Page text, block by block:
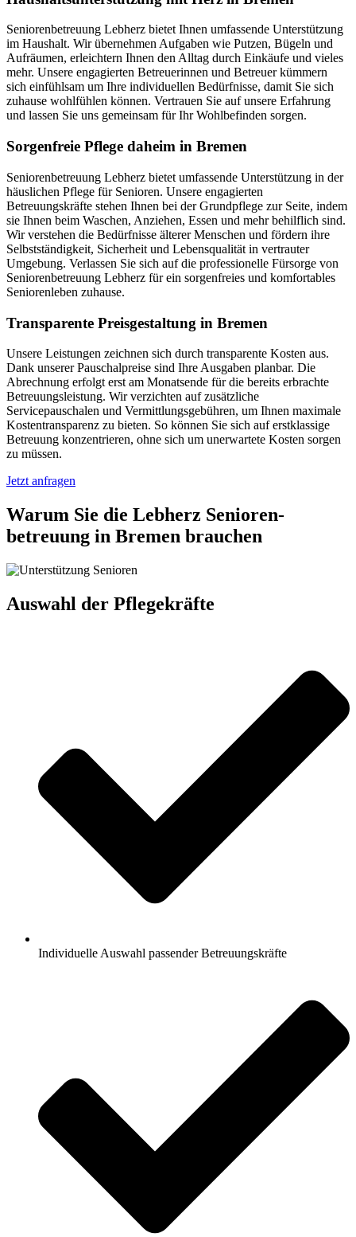
Seniorenbetreuung Lebherz bietet Ihnen umfassende Unterstützung
im Haushalt. Wir übernehmen Aufgaben wie Putzen, Bügeln und
Aufräumen, erleichtern Ihnen den Alltag durch Einkäufe und vieles
mehr. Unsere engagierten Betreuerinnen und Betreuer kümmern
sich einfühlsam um Ihre individuellen Bedürfnisse, damit Sie sich
zuhause wohlfühlen können. Vertrauen Sie auf unsere Erfahrung
und lassen Sie uns gemeinsam für Ihr Wohlbefinden sorgen.
Sorgenfreie Pflege daheim in Bremen
Seniorenbetreuung Lebherz bietet umfassende Unterstützung in der
häuslichen Pflege für Senioren. Unsere engagierten
Betreuungskräfte stehen Ihnen bei der Grundpflege zur Seite, indem
sie Ihnen beim Waschen, Anziehen, Essen und mehr behilflich sind.
Wir verstehen die Bedürfnisse älterer Menschen und fördern ihre
Selbstständigkeit, Sicherheit und Lebensqualität in vertrauter
Umgebung. Verlassen Sie sich auf die professionelle Fürsorge von
Seniorenbetreuung Lebherz für ein sorgenfreies und komfortables
Seniorenleben zuhause.
Transparente Preisgestaltung in Bremen
Unsere Leistungen zeichnen sich durch transparente Kosten aus.
Dank unserer Pauschalpreise sind Ihre Ausgaben planbar. Die
Abrechnung erfolgt erst am Monatsende für die bereits erbrachte
Betreuungsleistung. Wir verzichten auf zusätzliche
Servicepauschalen und Vermittlungsgebühren, um Ihnen maximale
Kostentransparenz zu bieten. So können Sie sich auf erstklassige
Betreuung konzentrieren, ohne sich um unerwartete Kosten sorgen
zu müssen.
Jetzt anfragen
Warum Sie die Lebherz Senioren­
betreuung in Bremen brauchen
Auswahl der Pflegekräfte
Individuelle Auswahl passender Betreuungskräfte